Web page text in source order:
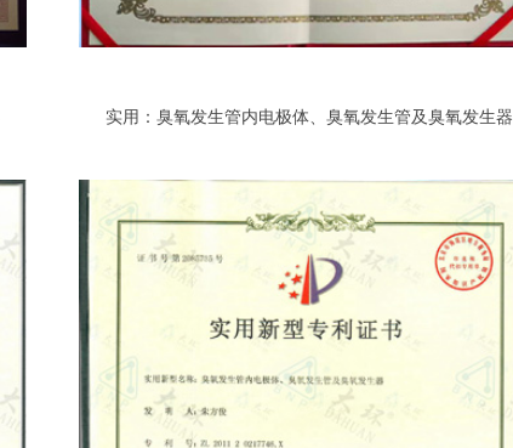
实用：臭氧发生管内电极体、臭氧发生管及臭氧发生器